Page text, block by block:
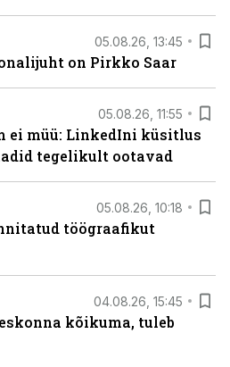
05.08.26, 13:45
on Pirkko Saar
05.08.26, 11:55
ei müü: LinkedIni küsitlus
tegelikult ootavad
05.08.26, 10:18
töögraafikut
04.08.26, 15:45
kõikuma, tuleb